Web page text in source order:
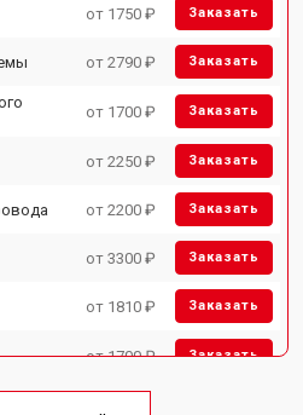
от 1750 ₽ Заказать
от 2790 ₽ Заказать
от 1700 ₽ Заказать
от 2250 ₽ Заказать
от 2200 ₽ Заказать
от 3300 ₽ Заказать
от 1810 ₽ Заказать
от 1700 ₽ Заказать